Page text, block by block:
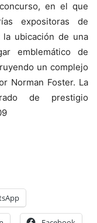
en el que
expositoras de
la ubicación de una
emblemático de
un complejo
Norman Foster. La
de prestigio